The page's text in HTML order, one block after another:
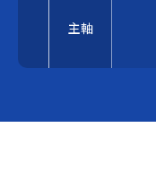
主軸